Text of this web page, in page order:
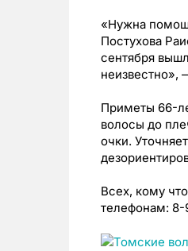
«Нужна
Постухова
сентября
Приметы 66-
волосы до
очки.
Всех, кому
телефонам: 8-